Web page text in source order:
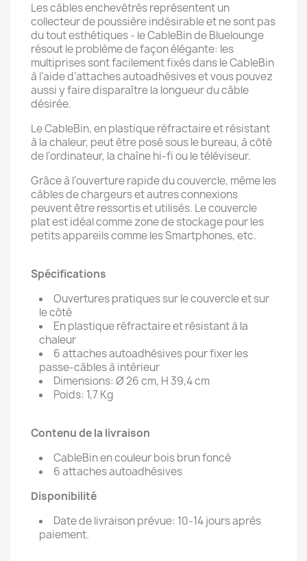
Les câbles enchevêtrés représentent un
collecteur de poussière indésirable et ne sont pas
du tout esthétiques - le CableBin de Bluelounge
résout le problème de façon élégante: les
multiprises sont facilement fixés dans le CableBin
à l’aide d’attaches autoadhésives et vous pouvez
aussi y faire disparaître la longueur du câble
désirée.
Le CableBin, en plastique réfractaire et résistant
à la chaleur, peut être posé sous le bureau, à côté
de l'ordinateur, la chaîne hi-fi ou le téléviseur.
Grâce à l’ouverture rapide du couvercle, même les
câbles de chargeurs et autres connexions
peuvent être ressortis et utilisés. Le couvercle
plat est idéal comme zone de stockage pour les
petits appareils comme les Smartphones, etc.
Spécifications
Ouvertures pratiques sur le couvercle et sur
le côté
En plastique réfractaire et résistant à la
chaleur
6 attaches autoadhésives pour fixer les
passe-câbles à intérieur
Dimensions: Ø 26 cm, H 39,4 cm
Poids: 1,7 Kg
Contenu de la livraison
CableBin en couleur bois brun foncé
6 attaches autoadhésives
Disponibilité
Date de livraison prévue: 10-14 jours après
paiement.